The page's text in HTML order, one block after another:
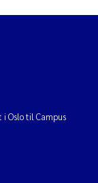
Oslo til Campus